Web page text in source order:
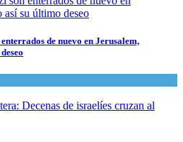
de nuevo en Jerusalem,